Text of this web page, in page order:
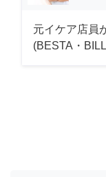
元イケア店員
(BESTA・